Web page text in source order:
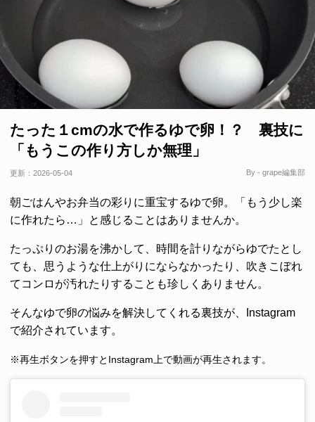
たった１cmの水で作るゆで卵！？ 裏技に
「もうこの作り方しか無理」
更新： 2026-05-04 By - grape編集部
朝ごはんやお弁当の彩りに重宝するゆで卵。「もう少し楽
に作れたら…」と感じることはありませんか。
たっぷりのお湯を沸かして、時間を計りながらゆでたとし
ても、思うような仕上がりにならなかったり、吹きこぼれ
てコンロが汚れたりすることも珍しくありません。
そんなゆで卵の悩みを解決してくれる裏技が、Instagram
で紹介されています。
※再生ボタンを押すとInstagram上で動画が再生されます。